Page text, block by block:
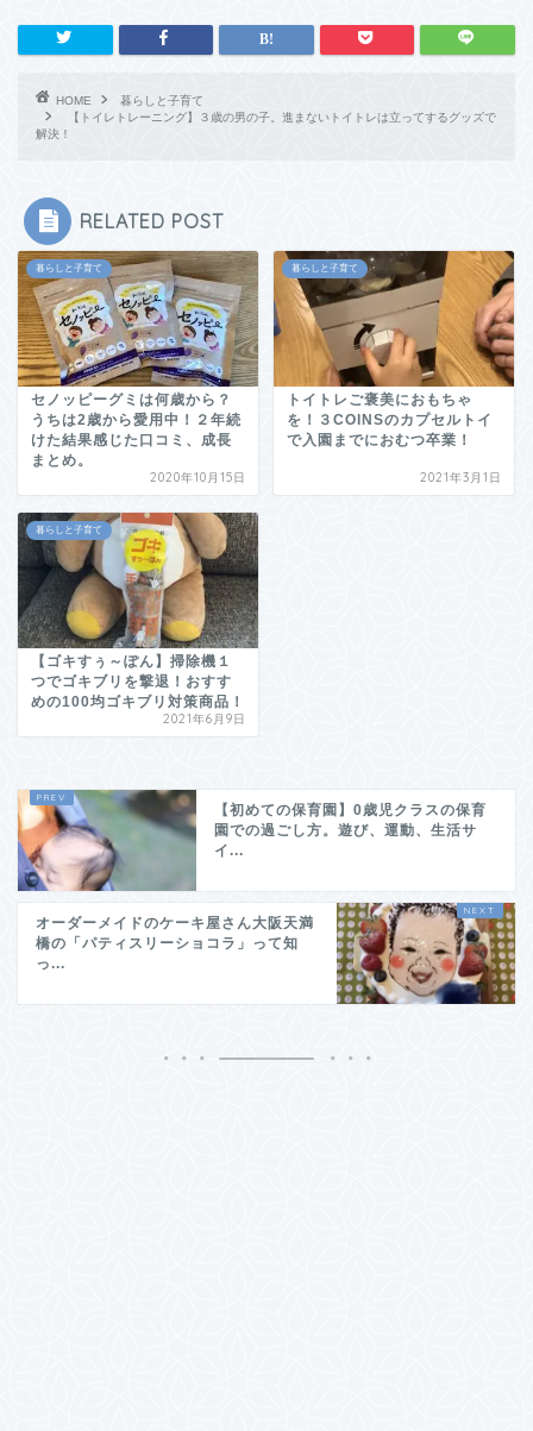
HOME
暮らしと子育て
【トイレトレーニング】３歳の男の子。進まないトイトレは立ってするグッズで
解決！
RELATED POST
暮らしと子育て
セノッピーグミは何歳から？
うちは2歳から愛用中！２年続
けた結果感じた口コミ、成長
まとめ。
2020年10月15日
暮らしと子育て
トイトレご褒美におもちゃ
を！３COINSのカプセルトイ
で入園までにおむつ卒業！
2021年3月1日
暮らしと子育て
【ゴキすぅ～ぽん】掃除機１
つでゴキブリを撃退！おすす
めの100均ゴキブリ対策商品！
2021年6月9日
【初めての保育園】0歳児クラスの保育
園での過ごし方。遊び、運動、生活サ
イ...
オーダーメイドのケーキ屋さん大阪天満
橋の「パティスリーショコラ」って知
っ...